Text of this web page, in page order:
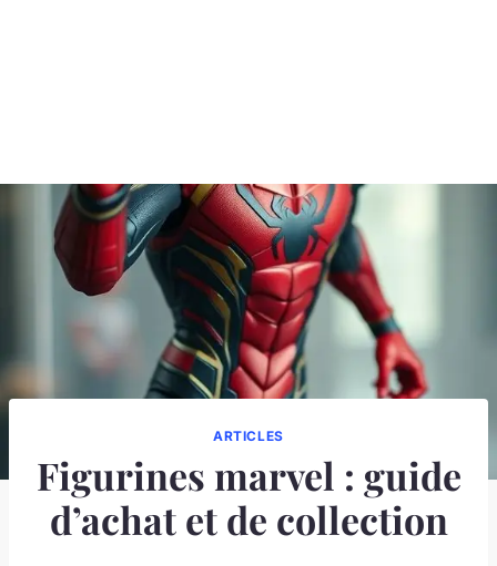
ARTICLES
Figurines marvel : guide
d’achat et de collection